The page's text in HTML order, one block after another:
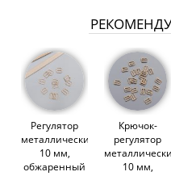
Регулятор
металлический,
10 мм,
обжаренный
Крючок-
регулятор
10 мм,